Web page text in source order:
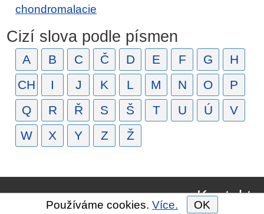
chondromalacie
Cizí slova podle písmen
A B C Č D E F G
H
CH
I J K L M N O
P
Q
R Ř S Š T U Ú
V
W
X Y Z Ž
Kontakt
Používáme cookies. Více. OK